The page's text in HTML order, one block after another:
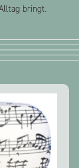
bringt.